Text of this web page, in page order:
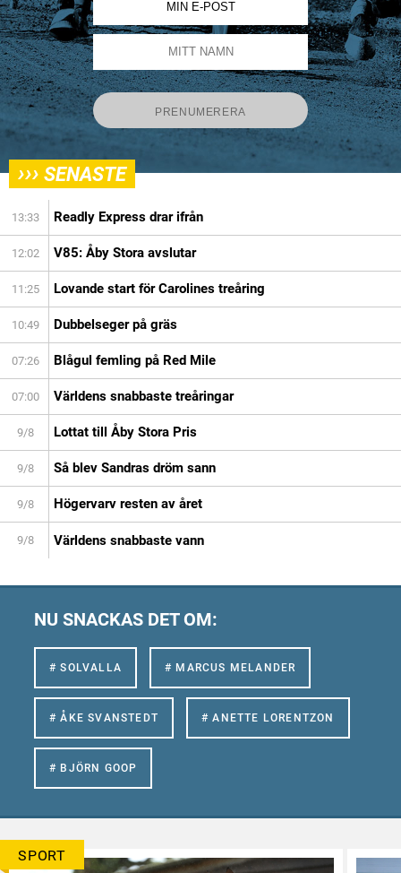
››› SENASTE
13:33 Readly Express drar ifrån
12:02 V85: Åby Stora avslutar
11:25 Lovande start för Carolines treåring
10:49 Dubbelseger på gräs
07:26 Blågul femling på Red Mile
07:00 Världens snabbaste treåringar
9/8 Lottat till Åby Stora Pris
9/8 Så blev Sandras dröm sann
9/8 Högervarv resten av året
9/8 Världens snabbaste vann
NU SNACKAS DET OM:
# SOLVALLA # MARCUS MELANDER
# ÅKE SVANSTEDT # ANETTE LORENTZON
# BJÖRN GOOP
SPORT